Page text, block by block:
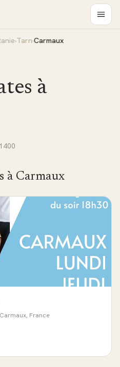
›Tarn›Carmaux
à
s à Carmaux
France